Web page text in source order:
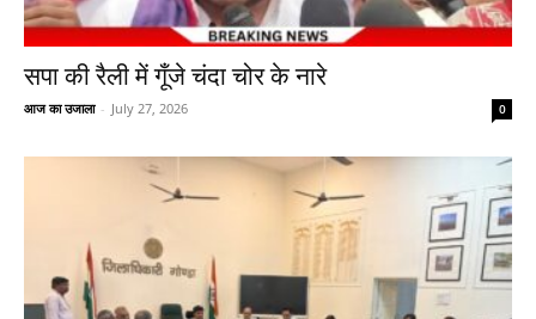
सपा की रैली में गूँजे चंदा चोर के नारे
आज का उजाला - July 27, 2026 0